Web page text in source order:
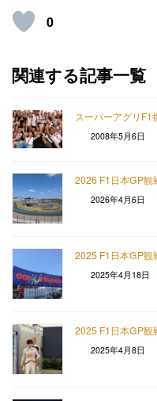
0
関連する記事一覧
スーパーアグリF1
2008年5月6日
2026 F1日本GP観
2026年4月6日
2025 F1日本GP観
2025年4月18日
2025 F1日本GP観
2025年4月8日